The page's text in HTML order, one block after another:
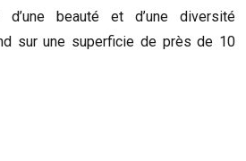
beauté et d’une diversité
sur une superficie de près de 10